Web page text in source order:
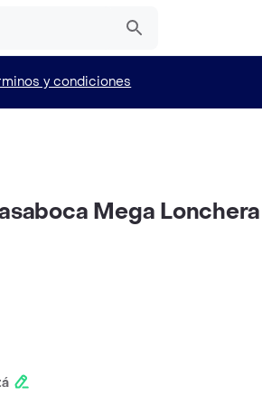
y condiciones
Mega Lonchera